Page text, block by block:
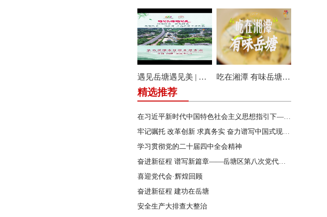
遇见岳塘遇见美 | 归隐松涧·理想村落：两期筑景 一涧生香 点亮岳塘文旅新貌 吃在湘潭 有味岳塘丨云盘山下：匠心守本味 小院忆乡愁
精选推荐
在习近平新时代中国特色社会主义思想指引下——新时代 新作为 新篇章
牢记嘱托 改革创新 求真务实 奋力谱写中国式现代化湖南篇章
学习贯彻党的二十届四中全会精神
奋进新征程 谱写新篇章——岳塘区第八次党代会特别报道
喜迎党代会·辉煌回顾
奋进新征程 建功在岳塘
安全生产大排查大整治